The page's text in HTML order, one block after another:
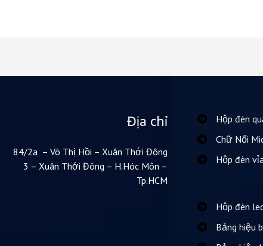
Địa chỉ
84/2a – Võ Thị Hồi – Xuân Thới Đông
3 – Xuân Thới Đông – H.Hóc Môn –
Tp.HCM
Hộp đèn
Chữ Nổi
Hộp đèn
Hộp đèn
Bảng hiệu